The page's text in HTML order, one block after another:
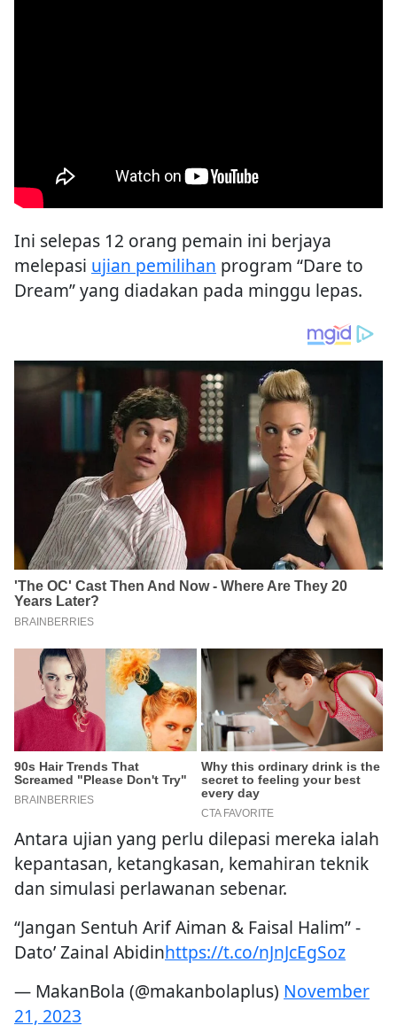
Ini selepas 12 orang pemain ini berjaya
melepasi ujian pemilihan program “Dare to
Dream” yang diadakan pada minggu lepas.
Antara ujian yang perlu dilepasi mereka ialah
kepantasan, ketangkasan, kemahiran teknik
dan simulasi perlawanan sebenar.
“Jangan Sentuh Arif Aiman & Faisal Halim” -
Dato’ Zainal Abidinhttps://t.co/nJnJcEgSoz
— MakanBola (@makanbolaplus) November
21, 2023